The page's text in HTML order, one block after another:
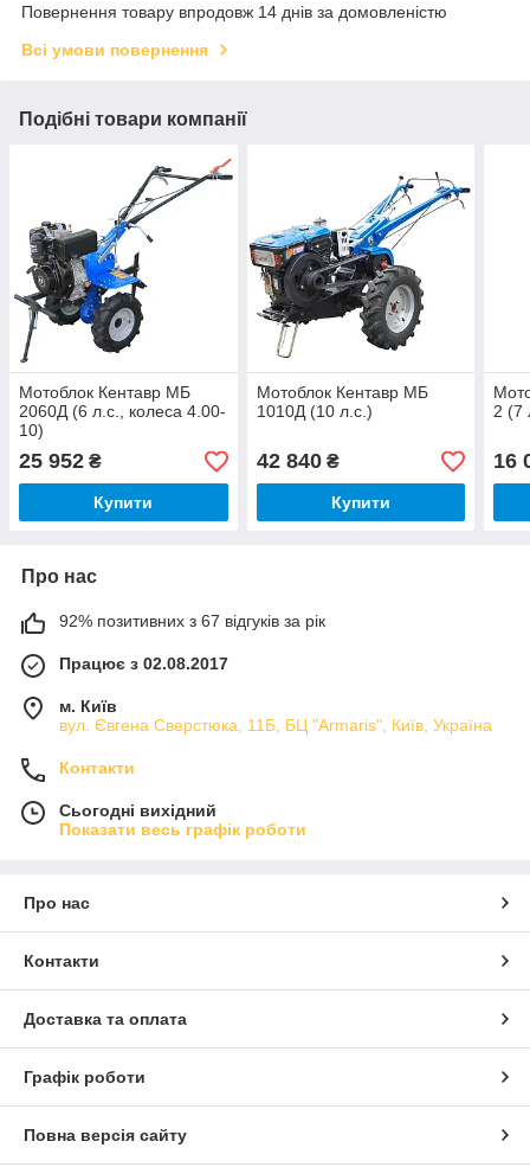
Повернення товару впродовж 14 днів за домовленістю
Всі умови повернення
Подібні товари компанії
Мотоблок Кентавр МБ
2060Д (6 л.с., колеса 4.00-
10)
25 952 ₴
Купити
Мотоблок Кентавр МБ
1010Д (10 л.с.)
42 840₴
Купити
2 (7
16
Про нас
92% позитивних з 67 відгуків за рік
Працює з 02.08.2017
м. Київ
вул. Євгена Сверстюка, 11Б, БЦ "Armaris", Київ, Україна
Контакти
Сьогодні вихідний
Показати весь графік роботи
Про нас
Контакти
Доставка та оплата
Графік роботи
Повна версія сайту